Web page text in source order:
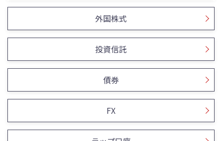
外国株式
投資信託
債券
FX